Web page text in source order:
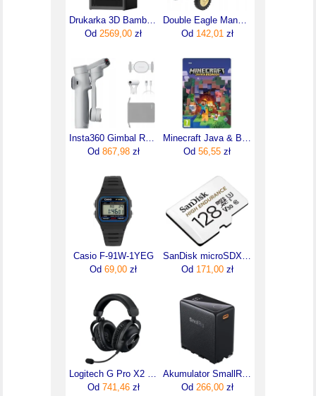
Drukarka 3D Bambu Lab P1S Combo (P1SCOMBO)
Od 2569,00 zł
Double Eagle Manualny Żółty Traktor Ursus C-360
Od 142,01zł
Insta360 Gimbal Ręczny Stabilizator Flow 2 Pro Ai Tracker Zestaw Szary
Od 867,98zł
Minecraft Java & Bedrock Edition (Digital)
Od 56,55 zł
Casio F-91W-1YEG
Od 69,00 zł
SanDisk microSDXC 128GB High Endurance Class10 (SDSQQNR128GGN6IA)
Od 171,00zł
Logitech G Pro X2 Lightspeed Czarne (981-001263)
Od 741,46zł
Akumulator SmallRig 4469 NP-F970 10500mAh USB-C
Od 266,00zł